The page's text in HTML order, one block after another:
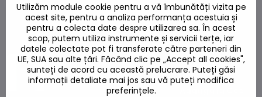
Produse alternative
Tăiței Udon 500g
Pe stoc
Utilizăm module cookie pentru a vă îmbunătăți vizita pe
acest site, pentru a analiza performanța acestuia și
pentru a colecta date despre utilizarea sa. În acest
scop, putem utiliza instrumente și servicii terțe, iar
datele colectate pot fi transferate către parteneri din
UE, SUA sau alte țări. Făcând clic pe „Accept all cookies",
sunteți de acord cu această prelucrare. Puteți găsi
informații detaliate mai jos sau vă puteți modifica
preferințele.